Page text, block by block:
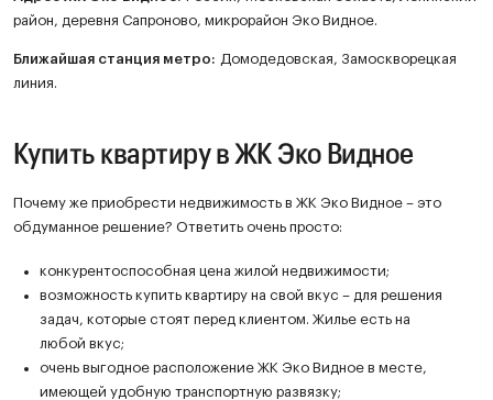
район, деревня Сапроново, микрорайон Эко Видное.
Ближайшая станция метро: Домодедовская, Замоскворецкая
линия.
Купить квартиру в ЖК Эко Видное
Почему же приобрести недвижимость в ЖК Эко Видное – это
обдуманное решение? Ответить очень просто:
конкурентоспособная цена жилой недвижимости;
возможность купить квартиру на свой вкус – для решения
задач, которые стоят перед клиентом. Жилье есть на
любой вкус;
очень выгодное расположение ЖК Эко Видное в месте,
имеющей удобную транспортную развязку;